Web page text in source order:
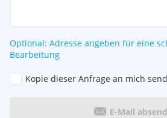
Optional: Adresse angeben für eine
Bearbeitung
Kopie dieser Anfrage an mich
E-Mail